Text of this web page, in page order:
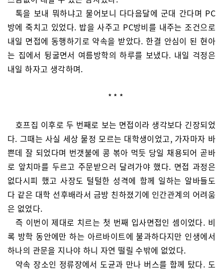
톡을 보내 뭐하냐고 물어보니 다다음달에 군대 간다며 PC
방에 죽치고 있었다. 밥을 사주고 PC방비를 내주는 조건으로
내일 면접에 동행하기로 약속을 받았다. 한결 안심이 된 현아
는 집에서 뒹굴면서 여름방학의 하루를 보냈다. 내일 걱정은
내일 하자고 생각하며.
* * *
호프집 이후로 두 번째로 보는 면접이라 생각보다 긴장되었
다. 그때는 사실 세상 물정 모르는 대학생이었고, 가자마자 바
쁜데 잘 되었다며 번갯불에 콩 볶아 먹듯 당일 채용되어 곧바
로 앞치마를 두르고 주문받으러 달려가야 했다. 면접 과정은
없다시피 했고 사장도 털털한 성격에 함께 일하는 알바들도
다 같은 대학 선후배라서 금방 친하졌기에 인간관계의 어려움
은 없었다.
즉 이번이 제대로 치르는 첫 번째 입사면접인 셈이었다. 비
록 방학 동안에만 하는 아르바이트에 불과하다지만 인생에서
하나의 관문을 지나야 하니 자연 떨릴 수밖에 없었다.
약속 장소인 정류장에서 도균과 만나 버스를 함께 탔다. 도